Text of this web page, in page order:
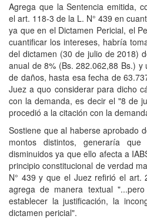
Agrega que la Sentencia emitida,
el art. 118-3 de la L. N° 439 en
ya que en el Dictamen Pericial, el
cuantificar los intereses, habría
del dictamen (30 de julio de 2018)
anual de 8% (Bs. 282.062,88 Bs.)
de daños, hasta esa fecha de
Juez a quo considerar para dicho
con la demanda, es decir el "8 de
procedió a la citación con la
Sostiene que al haberse aprobado
montos distintos, generaría
disminuidos ya que ello afecta a
principio constitucional de verdad
N° 439 y que el Juez refirió el art.
agrega de manera textual
establecer la justificación, la
dictamen pericial".